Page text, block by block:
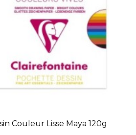
Couleur Lisse Maya 120g